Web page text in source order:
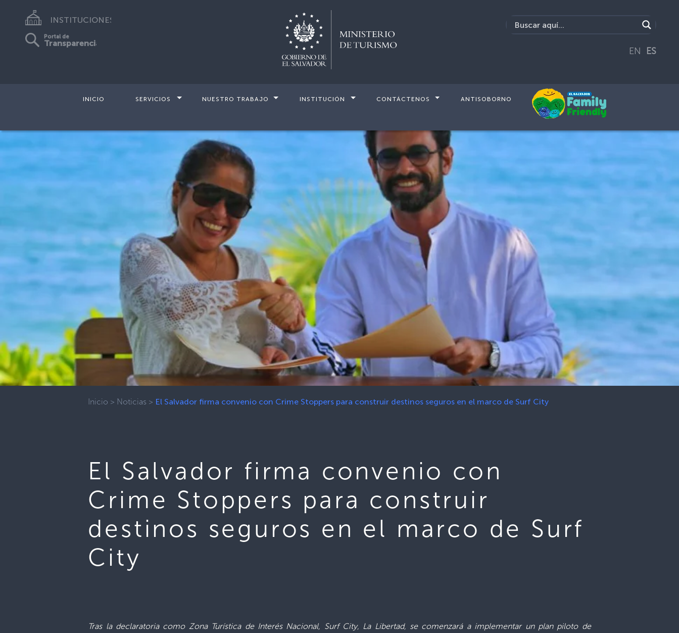
INSTITUCIONES
Portal de
Transparencia
EN ES
INICIO SERVICIOS NUESTRO TRABAJO INSTITUCIÓN CONTÁCTENOS ANTISOBORNO
Inicio > Noticias > El Salvador firma convenio con Crime Stoppers para construir destinos seguros en el marco de Surf City
El Salvador firma convenio con
Crime Stoppers para construir
destinos seguros en el marco de Surf
City
Tras la declaratoria como Zona Turística de Interés Nacional, Surf City, La Libertad, se comenzará a implementar un plan piloto de